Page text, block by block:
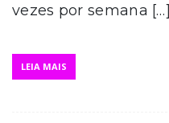
vezes por semana […]
LEIA MAIS